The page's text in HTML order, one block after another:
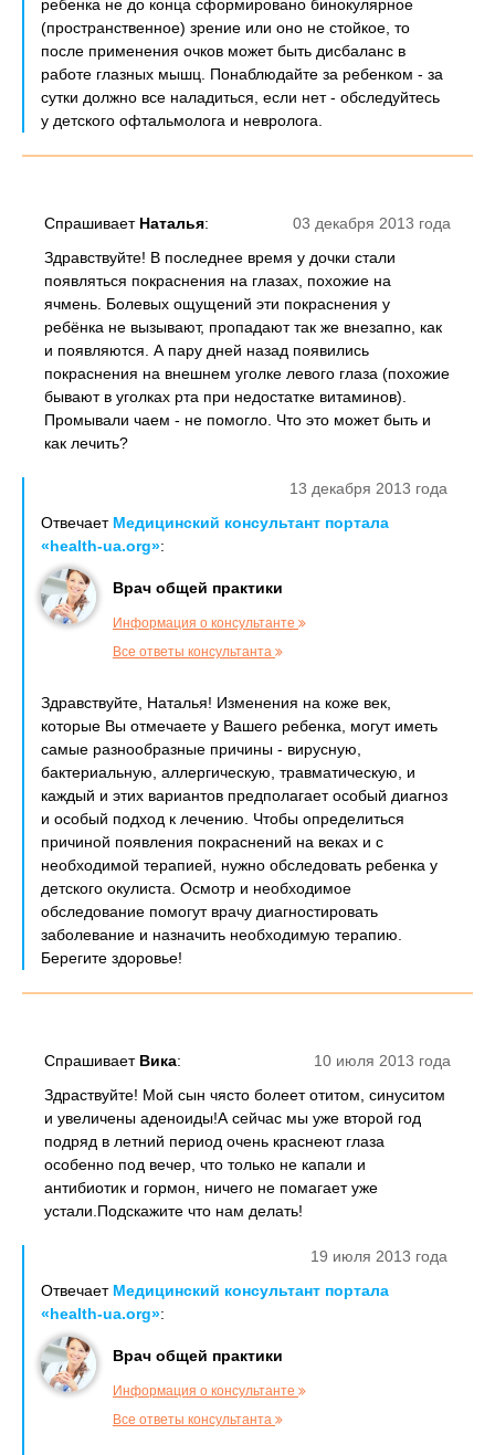
ребенка не до конца сформировано бинокулярное
(пространственное) зрение или оно не стойкое, то
после применения очков может быть дисбаланс в
работе глазных мышц. Понаблюдайте за ребенком - за
сутки должно все наладиться, если нет - обследуйтесь
у детского офтальмолога и невролога.
03 декабря 2013 года
Спрашивает Наталья:
Здравствуйте! В последнее время у дочки стали
появляться покраснения на глазах, похожие на
ячмень. Болевых ощущений эти покраснения у
ребёнка не вызывают, пропадают так же внезапно, как
и появляются. А пару дней назад появились
покраснения на внешнем уголке левого глаза (похожие
бывают в уголках рта при недостатке витаминов).
Промывали чаем - не помогло. Что это может быть и
как лечить?
13 декабря 2013 года
Отвечает Медицинский консультант портала
«health-ua.org»:
Врач общей практики
Информация о консультанте
Все ответы консультанта
Здравствуйте, Наталья! Изменения на коже век,
которые Вы отмечаете у Вашего ребенка, могут иметь
самые разнообразные причины - вирусную,
бактериальную, аллергическую, травматическую, и
каждый и этих вариантов предполагает особый диагноз
и особый подход к лечению. Чтобы определиться
причиной появления покраснений на веках и с
необходимой терапией, нужно обследовать ребенка у
детского окулиста. Осмотр и необходимое
обследование помогут врачу диагностировать
заболевание и назначить необходимую терапию.
Берегите здоровье!
10 июля 2013 года
Спрашивает Вика:
Здраствуйте! Мой сын чясто болеет отитом, синуситом
и увеличены аденоиды!А сейчас мы уже второй год
подряд в летний период очень краснеют глаза
особенно под вечер, что только не капали и
антибиотик и гормон, ничего не помагает уже
устали.Подскажите что нам делать!
19 июля 2013 года
Отвечает Медицинский консультант портала
«health-ua.org»:
Врач общей практики
Информация о консультанте
Все ответы консультанта